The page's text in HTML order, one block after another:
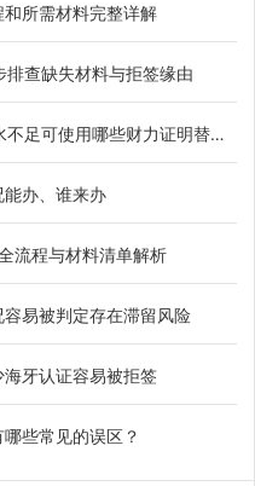
所需材料完整详解
查缺失材料与拒签缘由
可使用哪些财力证明替代方案
办、谁来办
流程与材料清单解析
易被判定存在滞留风险
牙认证容易被拒签
些常见的误区？